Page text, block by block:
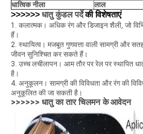
धात्विक नीला लाल
>>>>>>धातु कुंडल पर्देकी विशेषताएं
1. कलात्मक। अधिक रंग और डिजाइन शैली, जो
हैं।
2. स्थायित्व। मजबूत गुणवत्ता वाली सामग्री और
जीवन सुनिश्चित कर सकते हैं।
3. उच्च लचीलापन। आम तौर पर रेल पर स्थापित
है।
4. अनुकूलन। सामग्री की विविधता और रंग की
अनुकूलित की जा सकती है।
>>>>>> धातु का तार चिलमन केआवेदन